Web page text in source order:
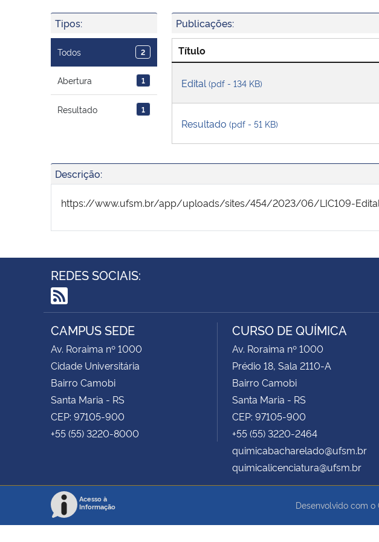
Tipos:
Todos 2
Abertura 1
Resultado 1
Publicações:
Título
Edital (pdf - 134 KB)
Resultado (pdf - 51 KB)
Descrição:
https://www.ufsm.br/app/uploads/sites/454/2023/06/LIC109-
REDES SOCIAIS:
RSS
CAMPUS SEDE
Av. Roraima nº 1000
Cidade Universitária
Bairro Camobi
Santa Maria - RS
CEP: 97105-900
+55 (55) 3220-8000
CURSO DE QUÍMICA
Av. Roraima nº 1000
Prédio 18, Sala 2110-A
Bairro Camobi
Santa Maria - RS
CEP: 97105-900
+55 (55) 3220-2464
quimicabacharelado@ufsm.br
quimicalicenciatura@ufsm.br
Acesso à
Informação
Desenvolvido com